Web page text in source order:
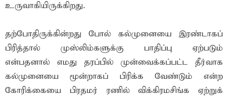
உருவாகியிருக்கிறது.
தற்போதிருக்கின்றது போல் கல்முனையை இரண்டாகப்
பிரித்தால் முஸ்லிம்களுக்கு பாதிப்பு ஏற்படும்
என்பதனால் எமது தரப்பில் முன்வைக்கப்பட்ட தீர்வாக
கல்முனையை மூன்றாகப் பிரிக்க வேண்டும் என்ற
கோரிக்கையை பிரதமர் ரணில் விக்கிரமசிங்க ஏற்றுக்